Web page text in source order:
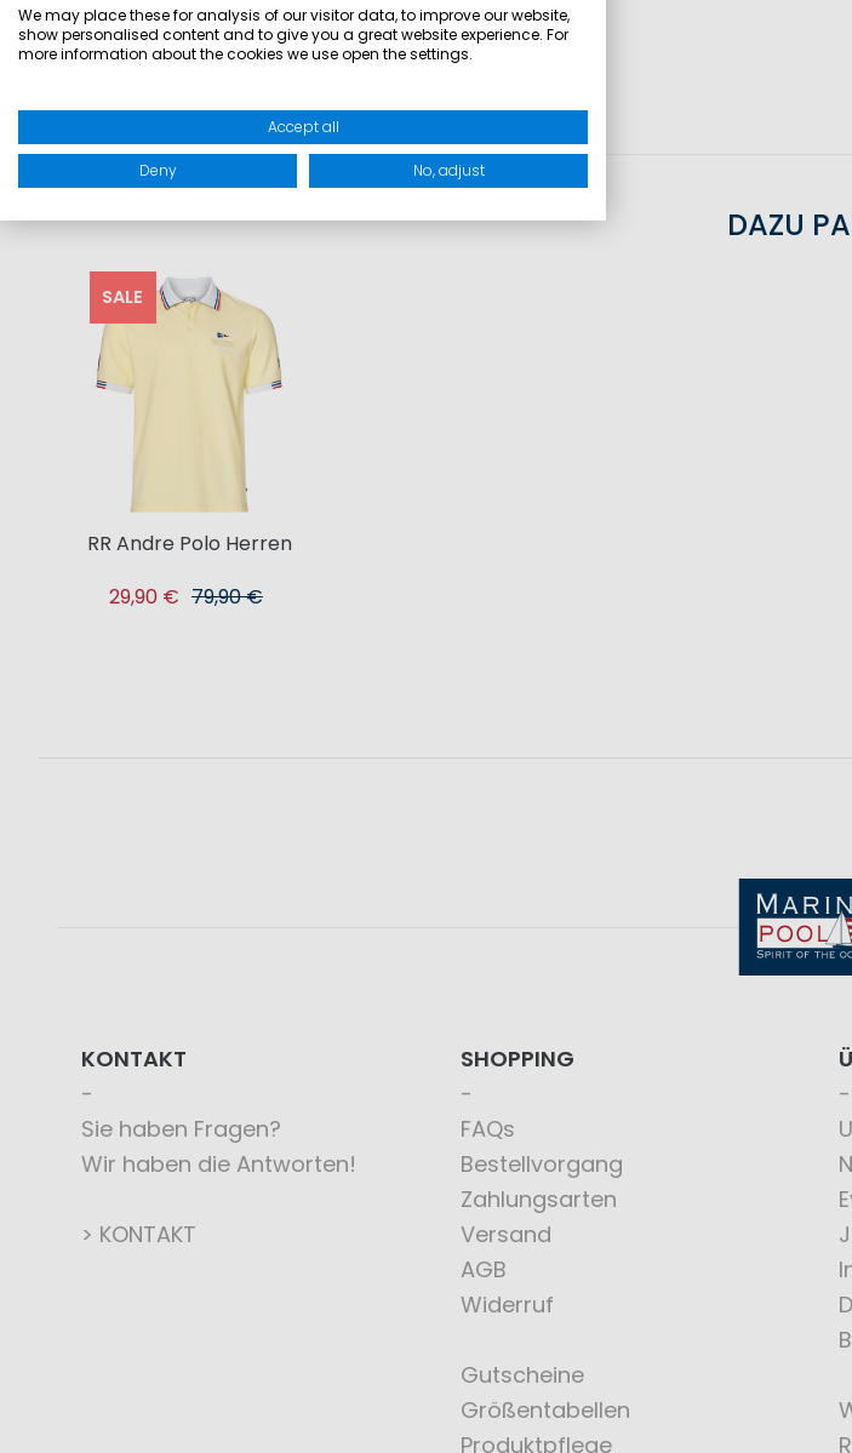
• Seitliche Schlitze für Bewegungsfreiheit
DAZU
SALE
RR Andre Polo Herren
29,90 € 79,90 €
KONTAKT
Sie haben Fragen?
Wir haben die Antworten!
> KONTAKT
SHOPPING
FAQs
Bestellvorgang
Zahlungsarten
Versand
AGB
Widerruf
Gutscheine
Größentabellen
Produktpflege
We may place these for analysis of our visitor data, to improve our website,
show personalised content and to give you a great website experience. For
more information about the cookies we use open the settings.
Accept all
Deny No, adjust